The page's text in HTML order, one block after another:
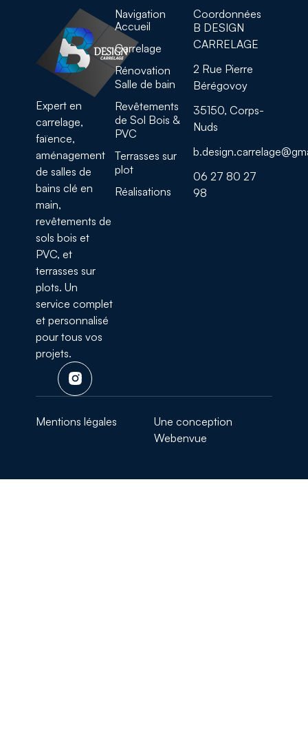
Expert en
carrelage,
faïence,
aménagement
de salles de
bains clé en
main,
revêtements de
sols bois et
PVC, et
terrasses sur
plots. Un
service complet
et personnalisé
pour tous vos
projets.
Navigation
Accueil
Carrelage
Rénovation
Salle de bain
Revêtements
de Sol Bois &
PVC
Terrasses sur
plot
Réalisations
Coordonnées
B DESIGN
CARRELAGE
2 Rue Pierre
Bérégovoy
35150, Corps-
Nuds
06 27 80 27
98
Mentions légales
Une conception
Webenvue